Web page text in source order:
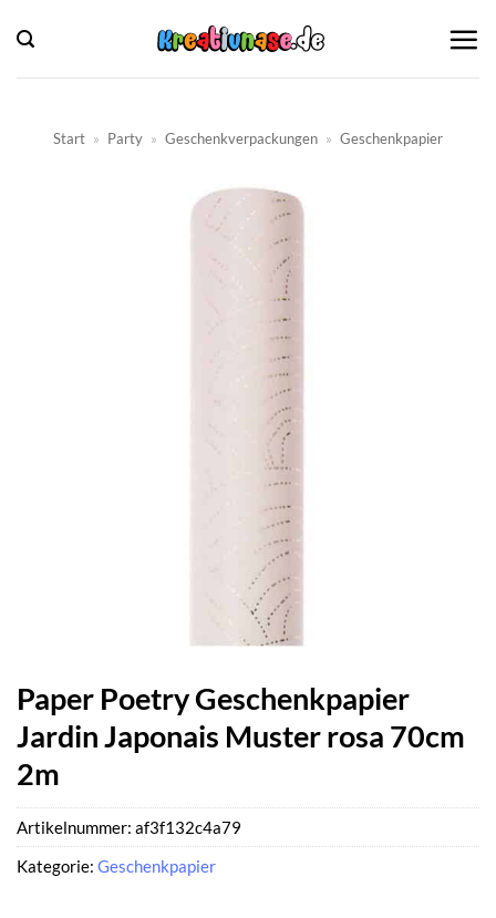
Inhalt
springen
Start » Party » Geschenkverpackungen » Geschenkpapier
Paper Poetry Geschenkpapier
Jardin Japonais Muster rosa 70cm
2m
Artikelnummer: af3f132c4a79
Kategorie: Geschenkpapier